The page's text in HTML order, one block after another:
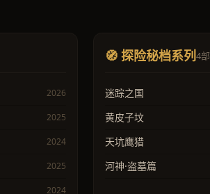
2026
2025
2024
2025
2024
🧭 探险秘档系列 4部
迷踪之国
黄皮子坟
天坑鹰猎
河神·盗墓篇